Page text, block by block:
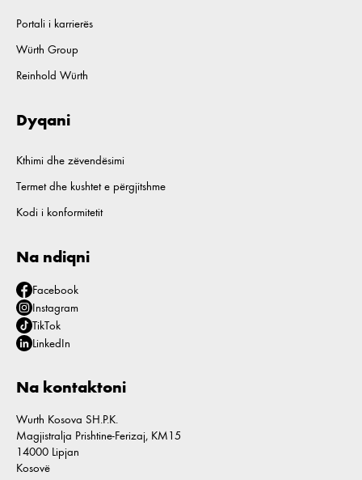
Portali i karrierës
Würth Group
Reinhold Würth
Dyqani
Kthimi dhe zëvendësimi
Termet dhe kushtet e përgjitshme
Kodi i konformitetit
Na ndiqni
Facebook
Instagram
TikTok
LinkedIn
Na kontaktoni
Wurth Kosova SH.P.K.
Magjistralja Prishtine-Ferizaj, KM15
14000 Lipjan
Kosovë